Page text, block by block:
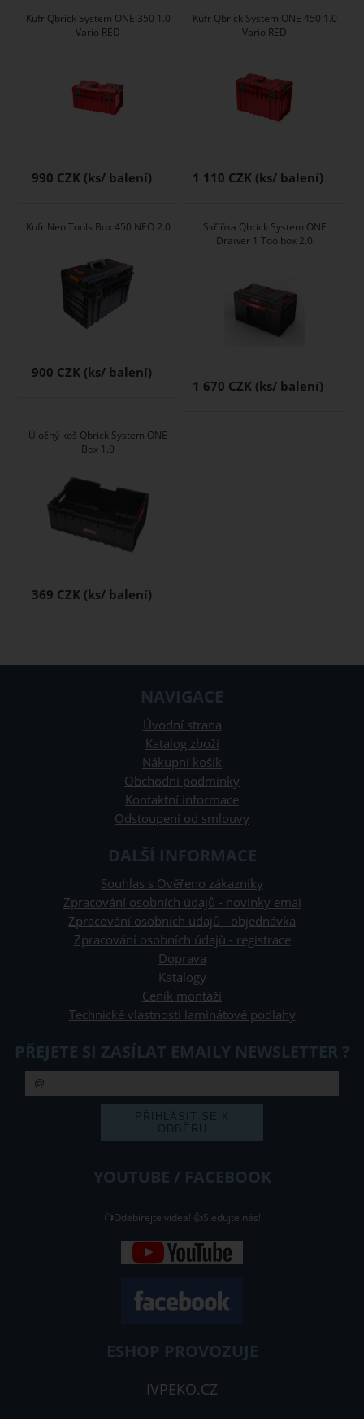
Kufr Qbrick System ONE 350 1.0
Vario RED
990 CZK
Kufr Qbrick System ONE 450 1.0
Vario RED
1 110 CZK
Kufr Neo Tools Box 450 NEO 2.0
900 CZK
Skříňka Qbrick System ONE
Drawer 1 Toolbox 2.0
1 670 CZK
Úložný koš Qbrick System ONE
Box 1.0
369 CZK
NAVIGACE
Úvodní strana
Katalog zboží
Nákupní košík
Obchodní podmínky
Kontaktní informace
Odstoupení od smlouvy
DALŠÍ INFORMACE
Souhlas s Ověřeno zákazníky
Zpracování osobních údajů - novinky emai
Zpracování osobních údajů - objednávka
Zpracování osobních údajů - registrace
Doprava
Katalogy
Ceník montáží
Technické vlastnosti laminátové podlahy
PŘEJETE SI ZASÍLAT EMAILY NEWSLETTER ?
YOUTUBE / FACEBOOK
📺Odebírejte videa! 👍Sledujte nás!
ESHOP PROVOZUJE
IVPEKO.CZ